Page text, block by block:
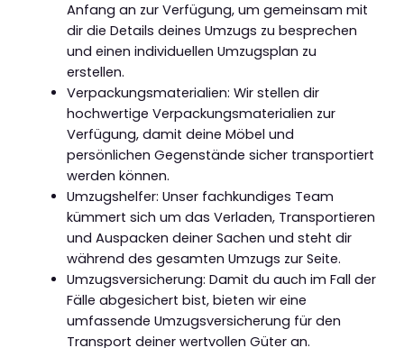
Anfang an zur Verfügung, um gemeinsam mit
dir die Details deines Umzugs zu besprechen
und einen individuellen Umzugsplan zu
erstellen.
Verpackungsmaterialien: Wir stellen dir
hochwertige Verpackungsmaterialien zur
Verfügung, damit deine Möbel und
persönlichen Gegenstände sicher transportiert
werden können.
Umzugshelfer: Unser fachkundiges Team
kümmert sich um das Verladen, Transportieren
und Auspacken deiner Sachen und steht dir
während des gesamten Umzugs zur Seite.
Umzugsversicherung: Damit du auch im Fall der
Fälle abgesichert bist, bieten wir eine
umfassende Umzugsversicherung für den
Transport deiner wertvollen Güter an.